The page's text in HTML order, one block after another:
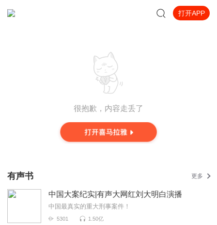
打开APP
很抱歉，内容走丢了
有声书 更多
中国大案纪实|有声大网红刘大明白演播
中国最真实的重大刑事案件！
5301 1.50亿